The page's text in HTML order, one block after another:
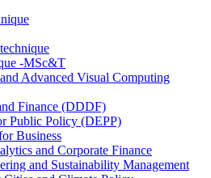
-MSc&T
Advanced Visual Computing
Finance (DDDF)
Public Policy (DEPP)
Business
and Corporate Finance
and Sustainability Management